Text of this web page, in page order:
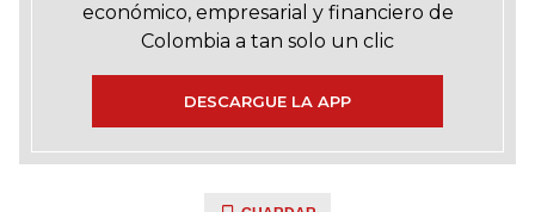
económico, empresarial y financiero de
Colombia a tan solo un clic
DESCARGUE LA APP